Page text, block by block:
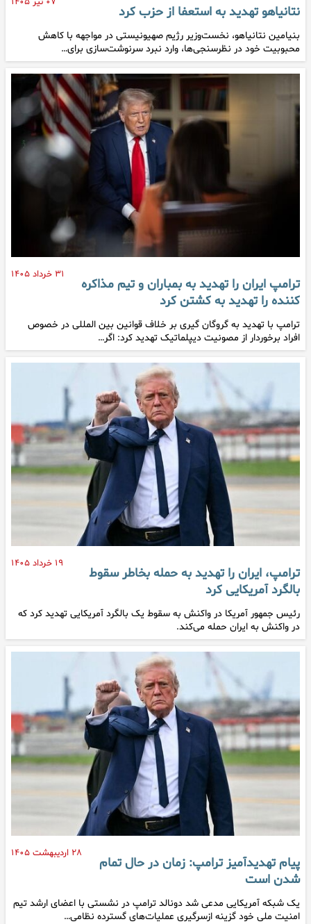
نتانیاهو تهدید به استعفا از حزب کرد
بنیامین نتانیاهو، نخست‌وزیر رژیم صهیونیستی در مواجهه با کاهش
محبوبیت خود در نظرسنجی‌ها، وارد نبرد سرنوشت‌سازی برای…
۳۱ خرداد ۱۴۰۵
ترامپ ایران را تهدید به بمباران و تیم مذاکره
کننده را تهدید به کشتن کرد
ترامپ با تهدید به گروگان گیری بر خلاف قوانین بین المللی در خصوص
افراد برخوردار از مصونیت دیپلماتیک تهدید کرد: اگر…
۱۹ خرداد ۱۴۰۵
ترامپ، ایران را تهدید به حمله بخاطر سقوط
بالگرد آمریکایی کرد
رئیس جمهور آمریکا در واکنش به سقوط یک بالگرد آمریکایی تهدید کرد که
در واکنش به ایران حمله می‌کند.
۲۸ اردیبهشت ۱۴۰۵
پیام تهدیدآمیز ترامپ: زمان در حال تمام
شدن است
یک شبکه آمریکایی مدعی شد دونالد ترامپ در نشستی با اعضای ارشد تیم
امنیت ملی خود گزینه ازسرگیری عملیات‌های گسترده نظامی…